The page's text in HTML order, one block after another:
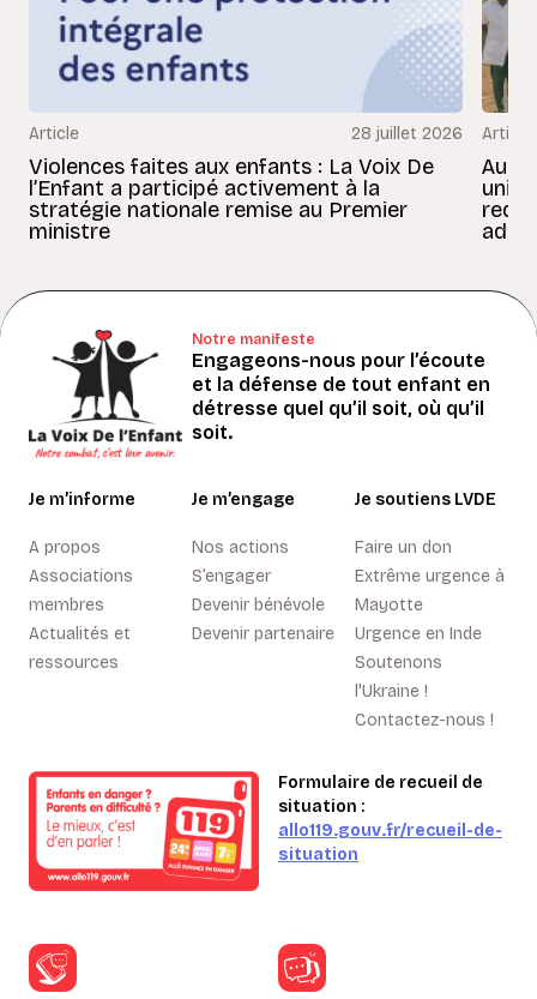
Article 28 juillet 2026
Violences faites aux enfants : La Voix De
l’Enfant a participé activement à la
stratégie nationale remise au Premier
ministre
Article
Au
Notre manifeste
Engageons-nous pour l’écoute
et la défense de tout enfant en
détresse quel qu’il soit, où qu’il
soit.
Je m’informe
A propos
Associations
membres
Actualités et
ressources
Je m’engage
Nos actions
S’engager
Devenir bénévole
Devenir partenaire
Je soutiens LVDE
Faire un don
Extrême urgence à
Mayotte
Urgence en Inde
Soutenons
l'Ukraine !
Contactez-nous !
Formulaire de recueil de
situation :
allo119.gouv.fr/recueil-de-
situation